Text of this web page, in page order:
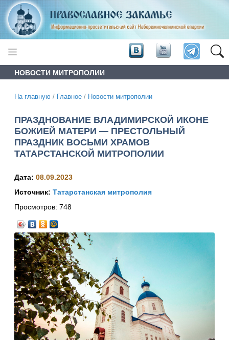
НОВОСТИ МИТРОПОЛИИ
На главную / Главное / Новости митрополии
ПРАЗДНОВАНИЕ ВЛАДИМИРСКОЙ ИКОНЕ
БОЖИЕЙ МАТЕРИ — ПРЕСТОЛЬНЫЙ
ПРАЗДНИК ВОСЬМИ ХРАМОВ
ТАТАРСТАНСКОЙ МИТРОПОЛИИ
Дата: 08.09.2023
Источник: Татарстанская митрополия
Просмотров: 748